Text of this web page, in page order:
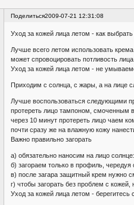
Поделиться2009-07-21 12:31:08
Уход за кожей лица летом - как
Лучше всего летом использовать
может спровоцировать потливость лица.
Уход за кожей лица летом - не
Приходим с солнца, с жары, а на лице
Лучше воспользоваться следующими
протереть лицо тампоном, смоченным
через 10 минут протереть лицо чаем
почти сразу же на влажную кожу
Важно правильно загорать
а) обязательно наносим на лицо
б) загораем только в профиль, чередуя
в) после загара защитный крем нужно
г) чтобы загорать без проблем с
Уход за кожей лица летом - берегитесь